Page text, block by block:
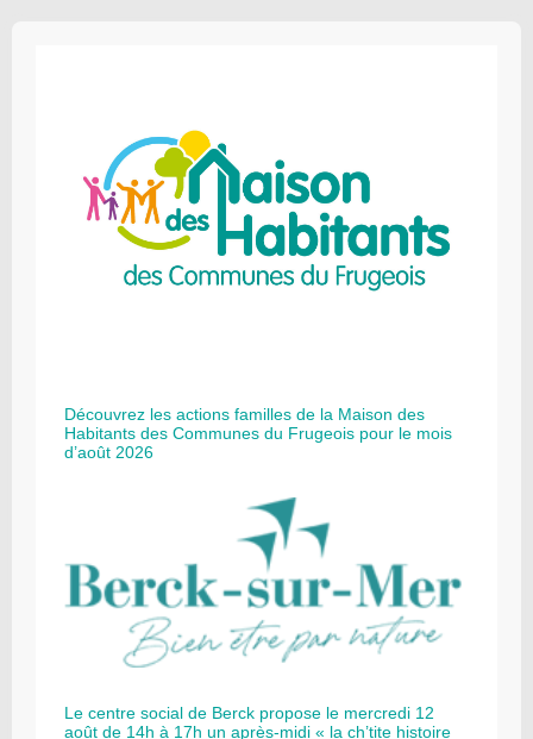
Découvrez les actions familles de la Maison des
Habitants des Communes du Frugeois pour le mois
d’août 2026
Le centre social de Berck propose le mercredi 12
août de 14h à 17h un après-midi « la ch’tite histoire